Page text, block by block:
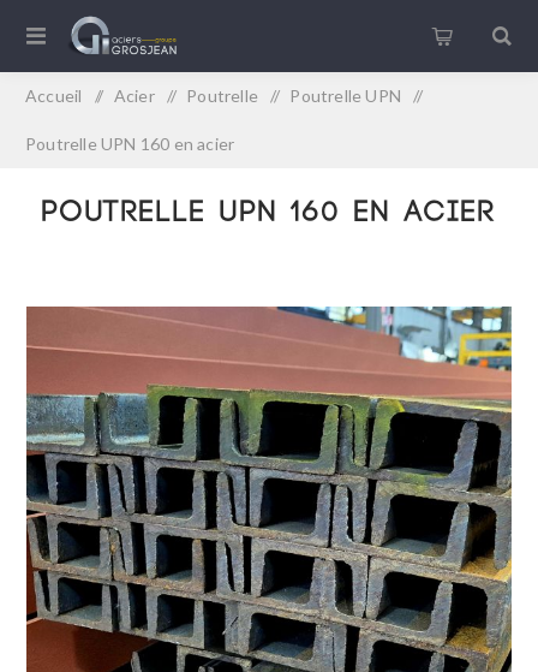
Accueil / Acier / Poutrelle / Poutrelle UPN /
Poutrelle UPN 160 en acier
Poutrelle UPN 160 en acier